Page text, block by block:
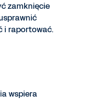
zamknięcie
i raportować.
wspiera